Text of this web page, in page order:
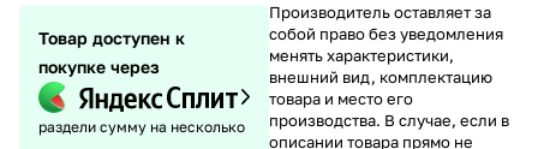
Товар доступен к
покупке через
раздели сумму на несколько
Производитель оставляет за
собой право без уведомления
менять характеристики,
внешний вид, комплектацию
товара и место его
производства. В случае, если в
описании товара прямо не